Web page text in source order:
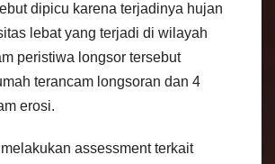
dipicu karena terjadinya hujan
lebat yang terjadi di wilayah
peristiwa longsor tersebut
terancam longsoran dan 4
erosi.
assessment terkait